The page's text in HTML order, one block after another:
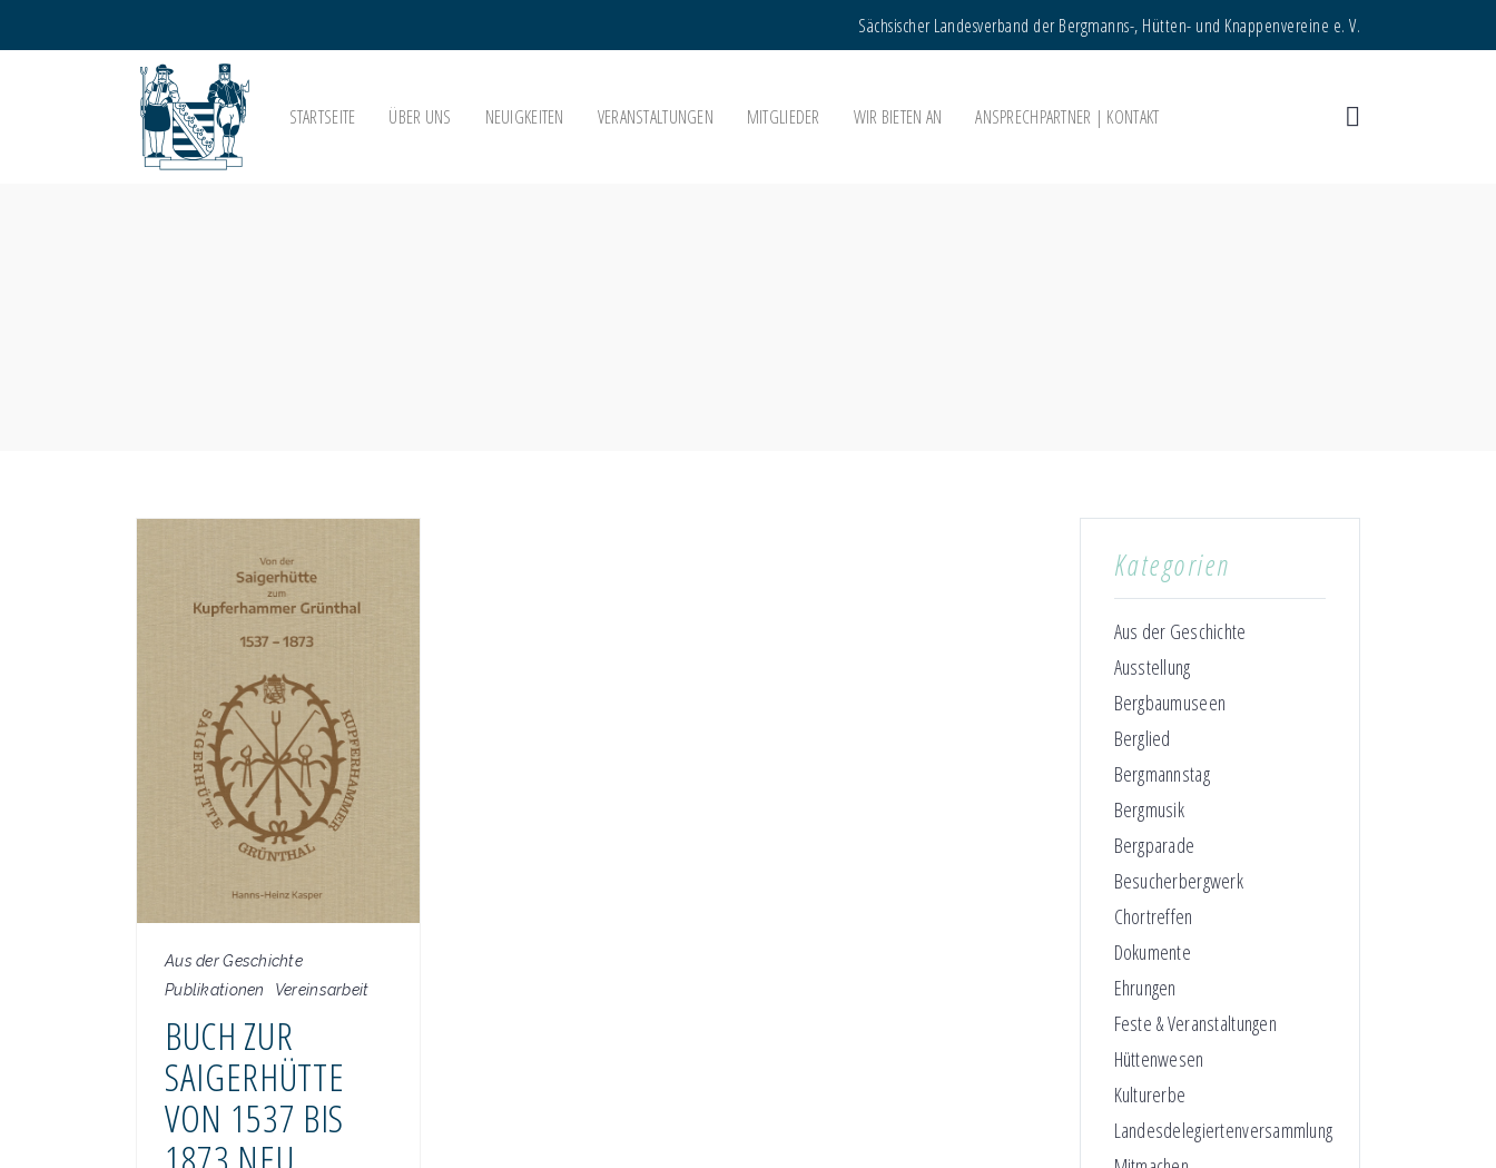
Sächsischer Landesverband der Bergmanns-, Hütten- und Knappenvereine e. V.
STARTSEITE ÜBER UNS NEUIGKEITEN VERANSTALTUNGEN MITGLIEDER WIR BIETEN AN ANSPRECHPARTNER | KONTAKT
Aus der Geschichte
Publikationen
Vereinsarbeit
BUCH ZUR
SAIGERHÜTTE
VON 1537 BIS
Kategorien
Aus der Geschichte
Ausstellung
Bergbaumuseen
Berglied
Bergmannstag
Bergmusik
Bergparade
Besucherbergwerk
Chortreffen
Dokumente
Ehrungen
Feste & Veranstaltungen
Hüttenwesen
Kulturerbe
Landesdelegiertenversammlung